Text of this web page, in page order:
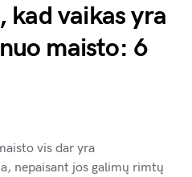
kad vaikas yra
maisto: 6
vis dar yra
nepaisant jos galimų rimtų